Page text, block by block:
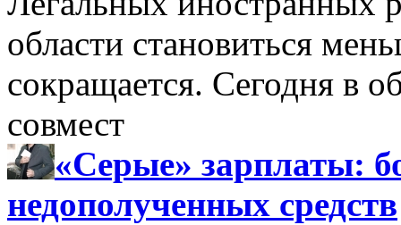
области становиться
сокращается. Сегодня в
совмест
«Серые» зарплаты:
недополученных средств